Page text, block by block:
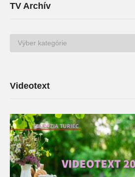
TV Archív
TV
Archív
Videotext